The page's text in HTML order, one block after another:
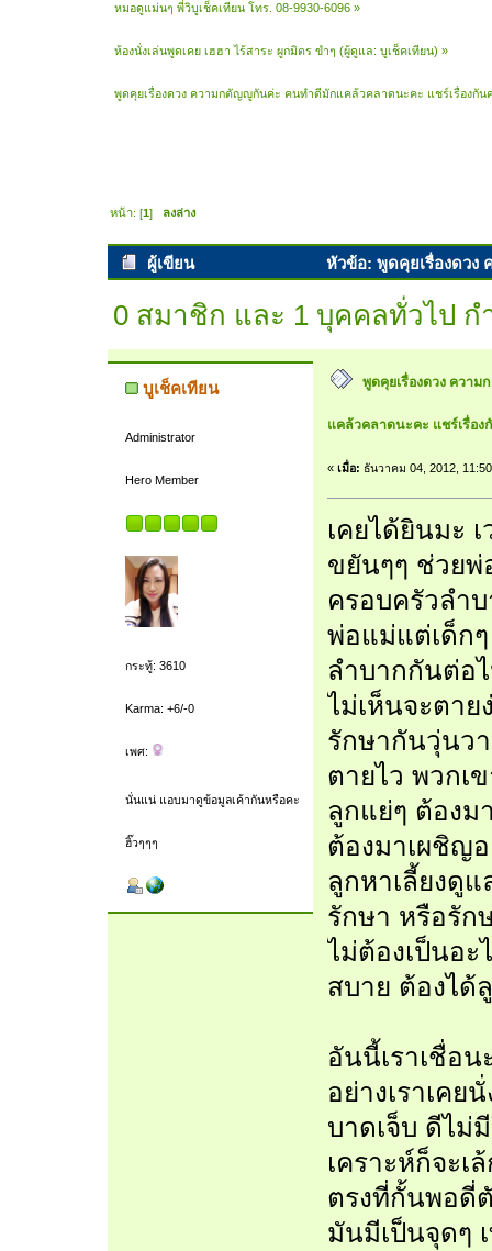
หมอดูแม่นๆ พี่วิบูเช็คเทียน โทร. 08-9930-6096 »
ห้องนั่งเล่นพูดเคย เฮฮา ไร้สาระ ผูกมิตร ขำๆ (ผู้ดูแล:บูเช็คเทียน) »
พูดคุยเรื่องดวง ความกตัญญูกันค่ะ คนทำดีมักแคล้วคลาดนะคะ แชร์เรื่องกัน
หน้า: [1] ลงล่าง
ผู้เขียน
หัวข้อ: พูดคุยเรื่องดว
0 สมาชิก และ 1 บุคคลทั่วไป
บูเช็คเทียน
Administrator
Hero Member
กระทู้: 3610
Karma: +6/-0
เพศ:
นั่นแน่ แอบมาดูข้อมูลเค้ากันหรือคะ
ฮิ๊วๆๆๆ
พูดคุยเรื่องดวง ควา
แคล้วคลาดนะคะ แชร์เรื่อง
« เมื่อ: ธันวาคม 04, 2012,
เคยได้ยินมะ
ขยันๆๆ ช่วยพ่
ครอบครัวลำ
พ่อแม่แต่เด็ก
ลำบากกันต่อ
ไม่เห็นจะตาย
รักษากันวุ่นว
ตายไว พวกเ
ลูกแย่ๆ ต้องม
ต้องมาเผชิญ
ลูกหาเลี้ยงดู
รักษา หรือรัก
ไม่ต้องเป็นอะ
สบาย ต้องได้
อันนี้เราเชื่อ
อย่างเราเค
บาดเจ็บ ดีไม่
เคราะห์ก็จะ
ตรงที่กั้นพอดี่
มันมีเป็นจุดๆ